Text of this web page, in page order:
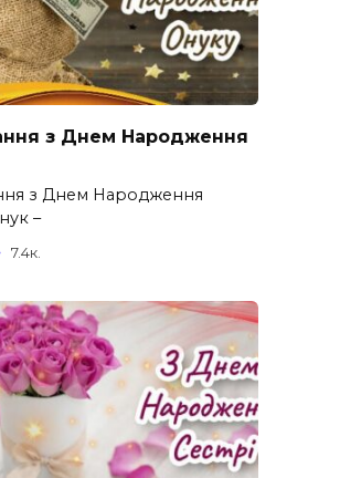
з Днем Народження
з Днем Народження
–
7.4к.